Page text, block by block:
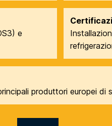
e
produttori europei di